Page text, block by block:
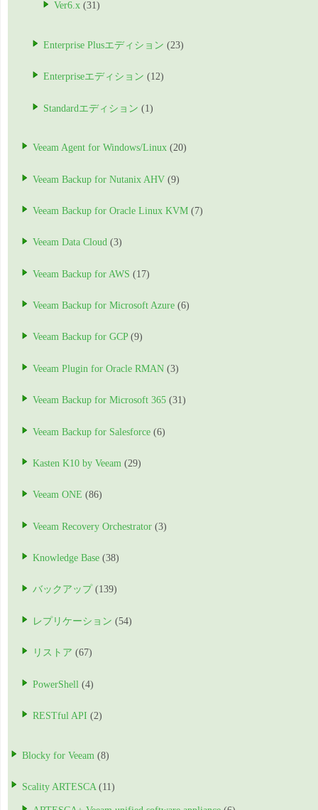
Ver6.x (31)
Enterprise Plusエディション (23)
Enterpriseエディション (12)
Standardエディション (1)
Veeam Agent for Windows/Linux (20)
Veeam Backup for Nutanix AHV (9)
Veeam Backup for Oracle Linux KVM (7)
Veeam Data Cloud (3)
Veeam Backup for AWS (17)
Veeam Backup for Microsoft Azure (6)
Veeam Backup for GCP(9)
Veeam Plugin for Oracle RMAN (3)
Veeam Backup for Microsoft 365 (31)
Veeam Backup for Salesforce (6)
Kasten K10 by Veeam (29)
Veeam ONE (86)
Veeam Recovery Orchestrator (3)
Knowledge Base (38)
バックアップ (139)
レプリケーション (54)
リストア (67)
PowerShell (4)
RESTful API (2)
Blocky for Veeam (8)
Scality ARTESCA (11)